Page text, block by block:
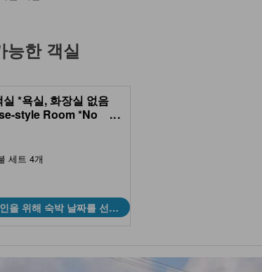
능한 객실
실 *욕실, 화장실 없음
style Room *No
...
세트 4개
을 위해 숙박 날짜를 선택
하세요